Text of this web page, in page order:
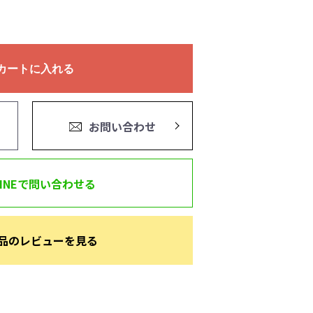
ートに入れる
お問い合わせ
で問い合わせる
のレビューを見る